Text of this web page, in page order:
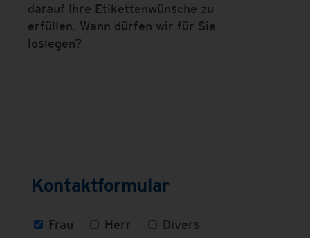
darauf Ihre Etikettenwünsche zu
erfüllen. Wann dürfen wir für Sie
loslegen?
Kontaktformular
Frau Herr Divers